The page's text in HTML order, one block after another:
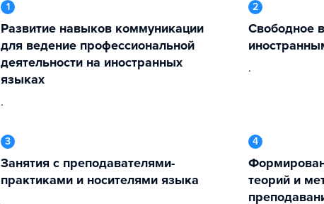
1
Развитие навыков коммуникации
для ведение профессиональной
деятельности на иностранных
языках
.
2
Свободное владение двумя
.
3
Занятия с преподавателями-
практиками и носителями языка
4
Формирование глубокого понимания
теорий и